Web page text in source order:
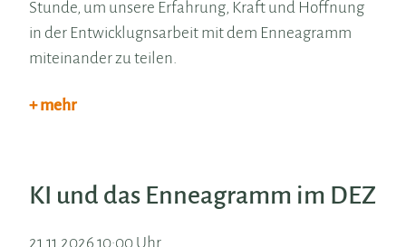
Stunde, um unsere Erfahrung, Kraft und Hoffnung
in der Entwicklugnsarbeit mit dem Enneagramm
miteinander zu teilen.
+ mehr
KI und das Enneagramm im DEZ
21.11.2026 10:00 Uhr